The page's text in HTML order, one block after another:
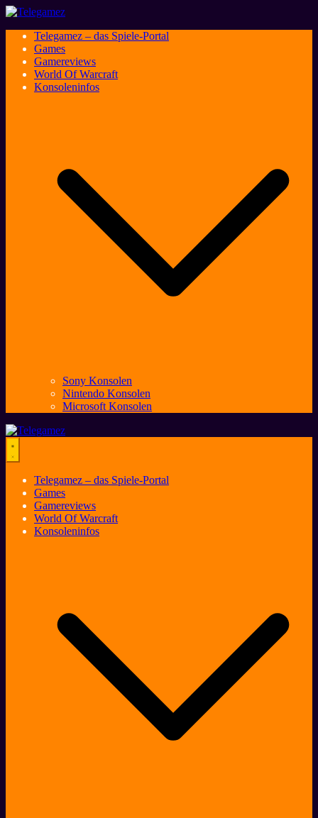
Zum
springenTelegamez – das Spiele-Portal
Games
Gamereviews
World Of Warcraft
Konsoleninfos
Sony Konsolen
Nintendo Konsolen
Microsoft Konsolen
Telegamez – das Spiele-Portal
Games
Gamereviews
World Of Warcraft
Konsoleninfos